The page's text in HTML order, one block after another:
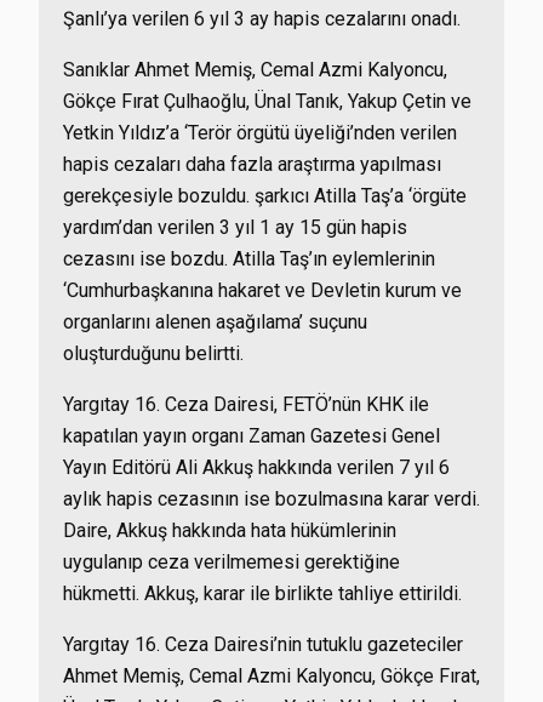
Şanlı’ya verilen 6 yıl 3 ay hapis cezalarını onadı.
Sanıklar Ahmet Memiş, Cemal Azmi Kalyoncu,
Gökçe Fırat Çulhaoğlu, Ünal Tanık, Yakup Çetin ve
Yetkin Yıldız’a ‘Terör örgütü üyeliği’nden verilen
hapis cezaları daha fazla araştırma yapılması
gerekçesiyle bozuldu. şarkıcı Atilla Taş’a ‘örgüte
yardım’dan verilen 3 yıl 1 ay 15 gün hapis
cezasını ise bozdu. Atilla Taş’ın eylemlerinin
‘Cumhurbaşkanına hakaret ve Devletin kurum ve
organlarını alenen aşağılama’ suçunu
oluşturduğunu belirtti.
Yargıtay 16. Ceza Dairesi, FETÖ’nün KHK ile
kapatılan yayın organı Zaman Gazetesi Genel
Yayın Editörü Ali Akkuş hakkında verilen 7 yıl 6
aylık hapis cezasının ise bozulmasına karar verdi.
Daire, Akkuş hakkında hata hükümlerinin
uygulanıp ceza verilmemesi gerektiğine
hükmetti. Akkuş, karar ile birlikte tahliye ettirildi.
Yargıtay 16. Ceza Dairesi’nin tutuklu gazeteciler
Ahmet Memiş, Cemal Azmi Kalyoncu, Gökçe Fırat,